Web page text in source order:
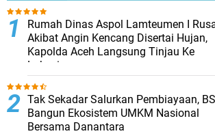
Rumah Dinas Aspol Lamteumen I
Akibat Angin Kencang Disertai Hujan,
Kapolda Aceh Langsung Tinjau Ke
Lokasi
Tak Sekadar Salurkan Pembiayaan,
Bangun Ekosistem UMKM Nasional
Bersama Danantara